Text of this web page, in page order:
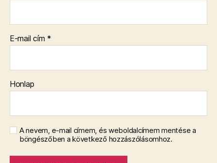
E-mail cím *
Honlap
A nevem, e-mail címem, és weboldalcímem mentése a
böngészőben a következő hozzászólásomhoz.